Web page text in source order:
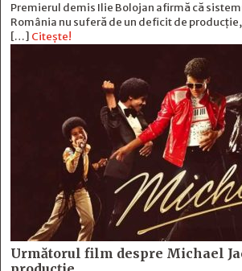
Premierul demis Ilie Bolojan afirmă că
România nu suferă de un deficit de
[…] Citește!
Următorul film despre Michael